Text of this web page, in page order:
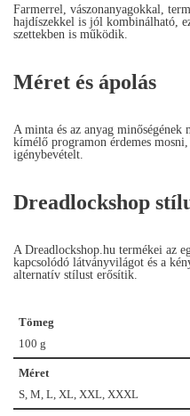
Farmerrel, vászonanyagokkal,
hajdíszekkel is jól kombinálható,
szettekben is működik.
Méret és ápolás
A minta és az anyag minőségének
kímélő programon érdemes
igénybevételt.
Dreadlockshop
A Dreadlockshop.hu termékei az
kapcsolódó látványvilágot és a
alternatív stílust erősítik.
Tömeg
100 g
Méret
S, M, L, XL, XXL, XXXL